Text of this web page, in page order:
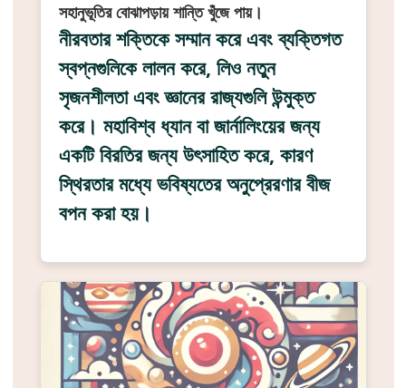
সহানুভূতির বোঝাপড়ায় শান্তি খুঁজে পায়।
নীরবতার শক্তিকে সম্মান করে এবং ব্যক্তিগত
স্বপ্নগুলিকে লালন করে, লিও নতুন
সৃজনশীলতা এবং জ্ঞানের রাজ্যগুলি উন্মুক্ত
করে। মহাবিশ্ব ধ্যান বা জার্নালিংয়ের জন্য
একটি বিরতির জন্য উৎসাহিত করে, কারণ
স্থিরতার মধ্যে ভবিষ্যতের অনুপ্রেরণার বীজ
বপন করা হয়।